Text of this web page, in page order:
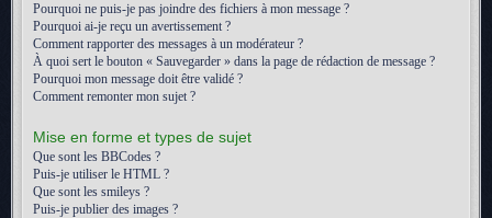
Pourquoi ne puis-je pas joindre des fichiers à mon message ?
Pourquoi ai-je reçu un avertissement ?
Comment rapporter des messages à un modérateur ?
À quoi sert le bouton « Sauvegarder » dans la page de rédaction de message ?
Pourquoi mon message doit être validé ?
Comment remonter mon sujet ?
Mise en forme et types de sujet
Que sont les BBCodes ?
Puis-je utiliser le HTML ?
Que sont les smileys ?
Puis-je publier des images ?